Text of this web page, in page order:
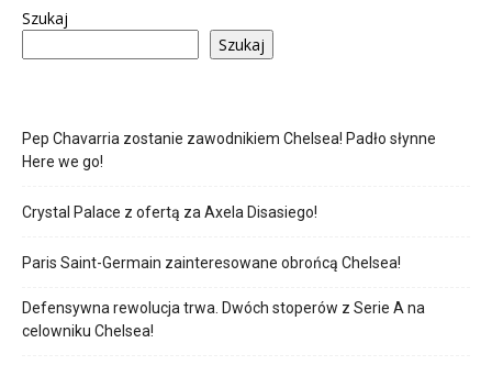
Szukaj
Szukaj
Pep Chavarria zostanie zawodnikiem Chelsea! Padło słynne
Here we go!
Crystal Palace z ofertą za Axela Disasiego!
Paris Saint-Germain zainteresowane obrońcą Chelsea!
Defensywna rewolucja trwa. Dwóch stoperów z Serie A na
celowniku Chelsea!